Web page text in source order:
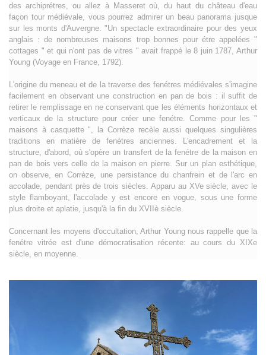
des archiprétres, ou allez à Masseret où, du haut du château d'eau
façon tour médiévale, vous pourrez admirer un beau panorama jusque
sur les monts d'Auvergne. "Un spectacle extraordinaire pour des yeux
anglais : de nombreuses maisons trop bonnes pour étre appelées "
cottages " et qui n'ont pas de vitres " avait frappé le 8 juin 1787, Arthur
Young (Voyage en France, 1792).
L'origine du meneau et de la traverse des fenétres médiévales s'imagine
facilement en observant une construction en pan de bois : il suffit de
retirer le remplissage en ne conservant que les éléments horizontaux et
verticaux de la structure pour créer une fenétre. Comme pour les "
maisons à casquette ", la Corrèze recèle aussi quelques singulières
traditions en matière de fenétres anciennes. L'encadrement et la
structure, d'abord, où s'opère un transfert de la fenétre de la maison en
pan de bois vers celle de la maison en pierre. Sur un plan esthétique,
on observe, en Corrèze, une persistance du chanfrein et de l'arc en
accolade, pendant près de trois siècles. Apparu au XVe siècle, avec le
style flamboyant, l'accolade y est encore en vogue, sous une forme
plus droite et aplatie, jusqu'à la fin du XVIIè siècle.
Concernant les moyens d'occultation, Arthur Young nous rappelle que la
fenétre vitrée est d'une démocratisation récente: au cours du XIXe
siècle, en moyenne.